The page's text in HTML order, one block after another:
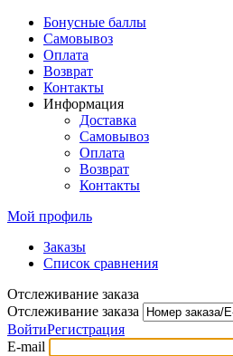
Бонусные баллы
Самовывоз
Оплата
Возврат
Контакты
Информация
Доставка
Самовывоз
Оплата
Возврат
Контакты
Мой профиль
Заказы
Список сравнения
Отслеживание заказа
Отслеживание заказа
ВойтиРегистрация
E-mail